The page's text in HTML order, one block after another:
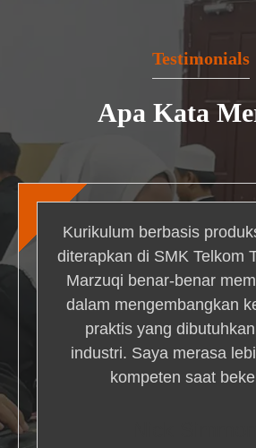
Testimonials
Apa Kata
Kurikulum berbasis
diterapkan di SMK Telkom
Marzuqi benar-benar
dalam mengembangkan
praktis yang
industri. Saya merasa
kompeten saat